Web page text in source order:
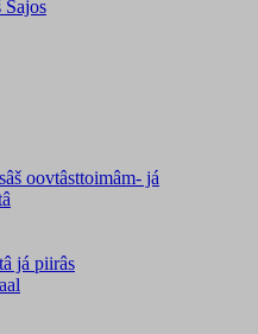
Sajos
oovtâsttoimâm- já
já piirâs